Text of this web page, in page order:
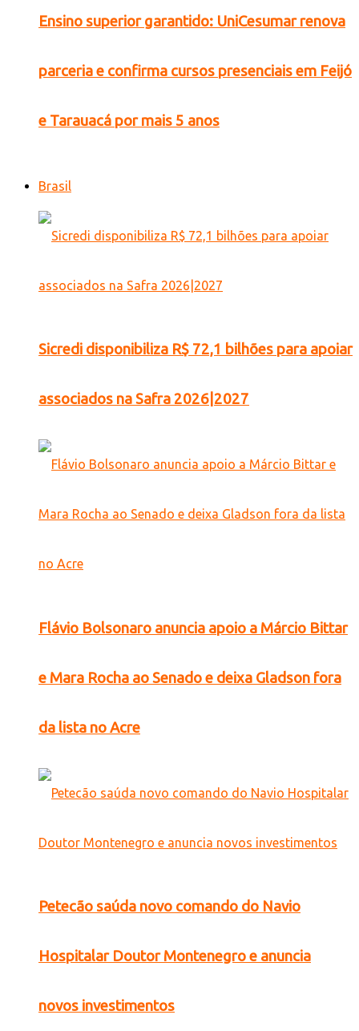
Ensino superior garantido: UniCesumar renova
parceria e confirma cursos presenciais em Feijó
e Tarauacá por mais 5 anos
Brasil
Sicredi disponibiliza R$ 72,1 bilhões para apoiar
associados na Safra 2026|2027
Flávio Bolsonaro anuncia apoio a Márcio Bittar
e Mara Rocha ao Senado e deixa Gladson fora
da lista no Acre
Petecão saúda novo comando do Navio
Hospitalar Doutor Montenegro e anuncia
novos investimentos